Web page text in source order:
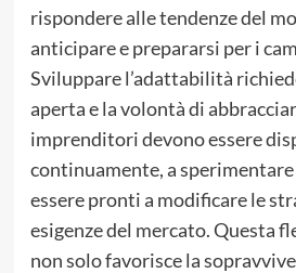
rispondere alle tendenze del
anticipare e prepararsi per i
Sviluppare l’adattabilità
aperta e la volontà di
imprenditori devono essere
continuamente, a sperimentare
essere pronti a modificare le
esigenze del mercato. Questa
non solo favorisce la